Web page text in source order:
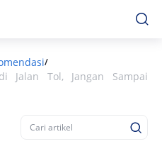
/
Jalan Tol, Jangan Sampai